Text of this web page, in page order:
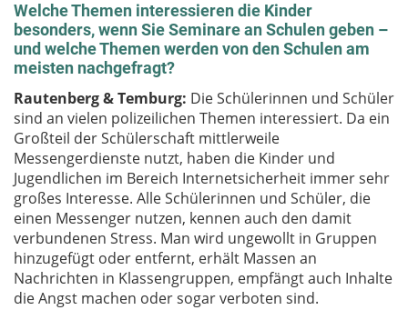
Welche Themen interessieren die Kinder
besonders, wenn Sie Seminare an Schulen geben –
und welche Themen werden von den Schulen am
meisten nachgefragt?
Rautenberg & Temburg: Die Schülerinnen und Schüler
sind an vielen polizeilichen Themen interessiert. Da ein
Großteil der Schülerschaft mittlerweile
Messengerdienste nutzt, haben die Kinder und
Jugendlichen im Bereich Internetsicherheit immer sehr
großes Interesse. Alle Schülerinnen und Schüler, die
einen Messenger nutzen, kennen auch den damit
verbundenen Stress. Man wird ungewollt in Gruppen
hinzugefügt oder entfernt, erhält Massen an
Nachrichten in Klassengruppen, empfängt auch Inhalte
die Angst machen oder sogar verboten sind.